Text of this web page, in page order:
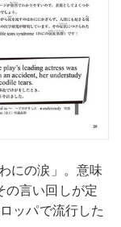
にの涙」。意味
の言い回しが定
ッパで流行した